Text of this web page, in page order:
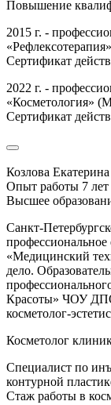
Повышение
2015 г. -
Сертификат
2022 г. -
«Косметология»
Сертификат
Козлова Екатерина
Опыт работы 7 лет
Высшее
Санкт-
профессиональное
«Медицинский
дело.
Красоты» ЧОУ
косметолог-
Косметолог
Специалист по
контурной
Стаж работы в